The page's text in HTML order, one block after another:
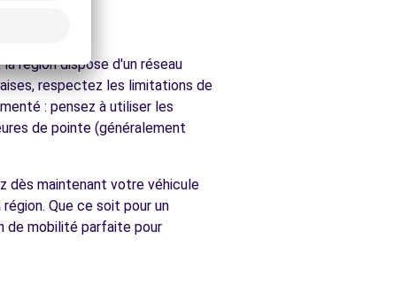
région dispose d'un réseau
respectez les limitations de
: pensez à utiliser les
de pointe (généralement
dès maintenant votre véhicule
Que ce soit pour un
de mobilité parfaite pour